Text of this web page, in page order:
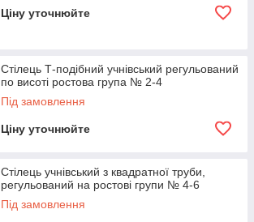
Ціну уточнюйте
Стілець Т-подібний учнівський регульований
по висоті ростова група № 2-4
Під замовлення
Ціну уточнюйте
Стілець учнівський з квадратної труби,
регульований на ростові групи № 4-6
Під замовлення